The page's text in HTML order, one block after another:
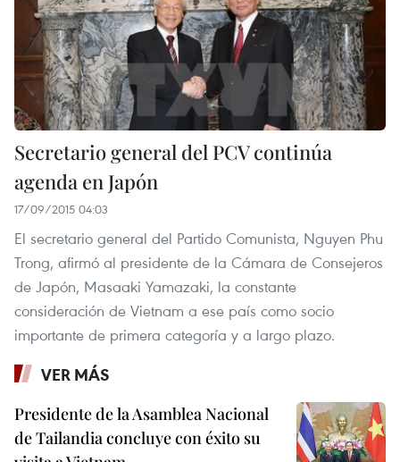
Secretario general del PCV continúa
agenda en Japón
17/09/2015 04:03
El secretario general del Partido Comunista, Nguyen Phu
Trong, afirmó al presidente de la Cámara de Consejeros
de Japón, Masaaki Yamazaki, la constante
consideración de Vietnam a ese país como socio
importante de primera categoría y a largo plazo.
VER MÁS
Presidente de la Asamblea Nacional
de Tailandia concluye con éxito su